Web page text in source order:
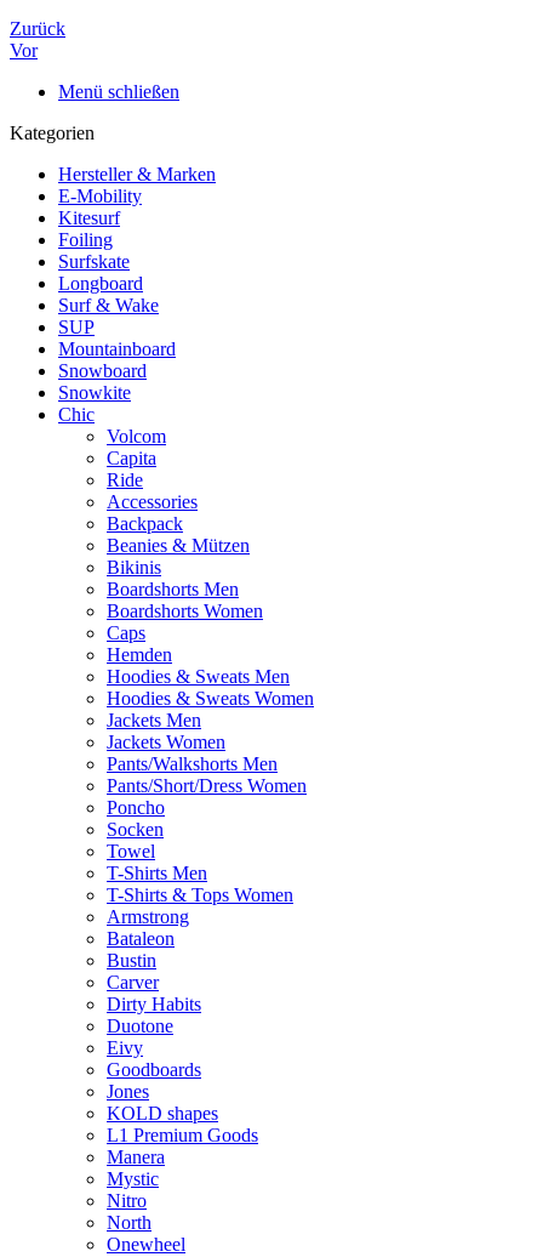
Zurück
Vor
Menü schließen
Kategorien
Hersteller & Marken
E-Mobility
Kitesurf
Foiling
Surfskate
Longboard
Surf & Wake
SUP
Mountainboard
Snowboard
Snowkite
Chic
Volcom
Capita
Ride
Accessories
Backpack
Beanies & Mützen
Bikinis
Boardshorts Men
Boardshorts Women
Caps
Hemden
Hoodies & Sweats Men
Hoodies & Sweats Women
Jackets Men
Jackets Women
Pants/Walkshorts Men
Pants/Short/Dress Women
Poncho
Socken
Towel
T-Shirts Men
T-Shirts & Tops Women
Armstrong
Bataleon
Bustin
Carver
Dirty Habits
Duotone
Eivy
Goodboards
Jones
KOLD shapes
L1 Premium Goods
Manera
Mystic
Nitro
North
Onewheel